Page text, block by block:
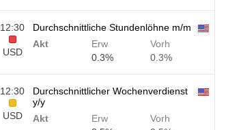
12:30
USD
Durchschnittliche Stundenlöhne m/m
Akt
Erw
0.3%
Vorh
0.3%
12:30
USD
Durchschnittlicher Wochenverdienst
y/y
Akt
Erw
Vorh